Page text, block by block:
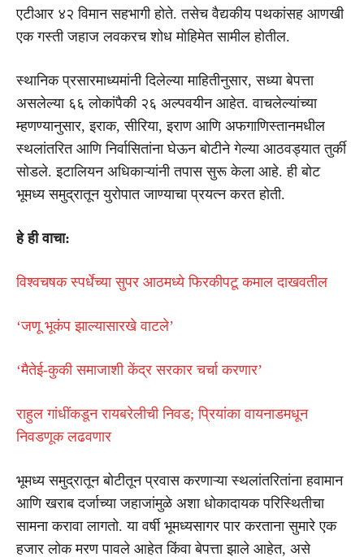
एटीआर ४२ विमान सहभागी होते. तसेच वैद्यकीय पथकांसह आणखी
एक गस्ती जहाज लवकरच शोध मोहिमेत सामील होतील.
स्थानिक प्रसारमाध्यमांनी दिलेल्या माहितीनुसार, सध्या बेपत्ता
असलेल्या ६६ लोकांपैकी २६ अल्पवयीन आहेत. वाचलेल्यांच्या
म्हणण्यानुसार, इराक, सीरिया, इराण आणि अफगाणिस्तानमधील
स्थलांतरित आणि निर्वासितांना घेऊन बोटीने गेल्या आठवड्यात तुर्की
सोडले. इटालियन अधिकाऱ्यांनी तपास सुरू केला आहे. ही बोट
भूमध्य समुद्रातून युरोपात जाण्याचा प्रयत्न करत होती.
हे ही वाचा:
विश्वचषक स्पर्धेच्या सुपर आठमध्ये फिरकीपटू कमाल दाखवतील
‘जणू भूकंप झाल्यासारखे वाटले’
‘मैतेई-कुकी समाजाशी केंद्र सरकार चर्चा करणार’
राहुल गांधींकडून रायबरेलीची निवड; प्रियांका वायनाडमधून
निवडणूक लढवणार
भूमध्य समुद्रातून बोटीतून प्रवास करणाऱ्या स्थलांतरितांना हवामान
आणि खराब दर्जाच्या जहाजांमुळे अशा धोकादायक परिस्थितीचा
सामना करावा लागतो. या वर्षी भूमध्यसागर पार करताना सुमारे एक
हजार लोक मरण पावले आहेत किंवा बेपत्ता झाले आहेत, असे